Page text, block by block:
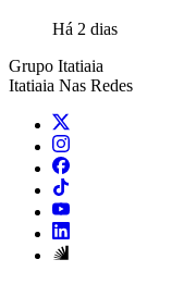
Há 2 dias
Grupo Itatiaia
Itatiaia Nas Redes